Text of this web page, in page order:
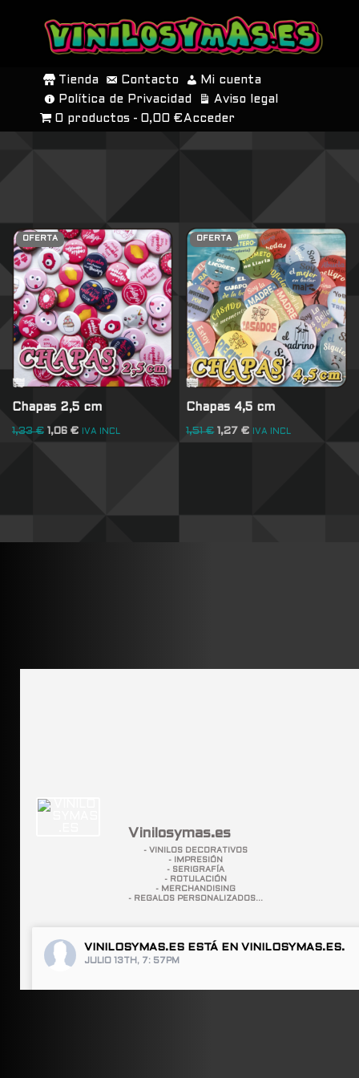
SALTAR
CONTENIDO
Tienda Contacto
Mi cuenta
Política de Privacidad
Aviso legal
0 productos
0,00 € Acceder
OFERTA
Chapas 2,5 cm
1,33€ 1,06 € IVA INCL
OFERTA
Chapas 4,5 cm
1,51€ 1,27€ IVA INCL
Vinilosymas.es
- VINILOS DECORATIVOS
- IMPRESIÓN
- SERIGRAFÍA
- ROTULACIÓN
- MERCHANDISING
- REGALOS PERSONALIZADOS...
VINILOSYMAS.ES ESTÁ EN VINILOSYMAS.ES.
JULIO 13TH, 7: 57PM